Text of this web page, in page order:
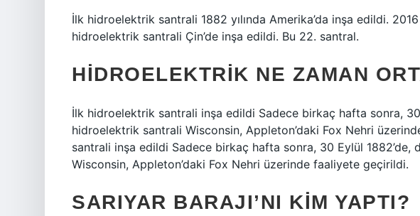
İlk hidroelektrik santrali 1882 yılında Amerika’da inşa edildi. 2016
hidroelektrik santrali Çin’de inşa edildi. Bu 22. santral.
HIDROELEKTRIK NE ZAMAN
İlk hidroelektrik santrali inşa edildi Sadece birkaç hafta sonra, 30
hidroelektrik santrali Wisconsin, Appleton’daki Fox Nehri
santrali inşa edildi Sadece birkaç hafta sonra, 30 Eylül 1882’de,
Wisconsin, Appleton’daki Fox Nehri üzerinde faaliyete geçirildi.
SARIYAR BARAJI’NI KIM YAPTI?